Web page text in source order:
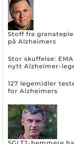
Stoff fra
på Alzheimers
Stor skuffelse:
nytt Alzheimer-
127 legemidler
for Alzheimers